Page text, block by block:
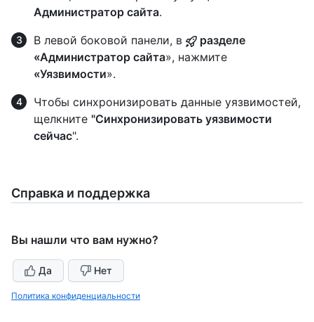
Администратор сайта.
В левой боковой панели, в
разделе
«Администратор сайта», нажмите
«Уязвимости».
Чтобы синхронизировать данные уязвимостей,
щелкните "Синхронизировать уязвимости
сейчас".
Справка и поддержка
Вы нашли что вам нужно?
Да Нет
Политика конфиденциальности